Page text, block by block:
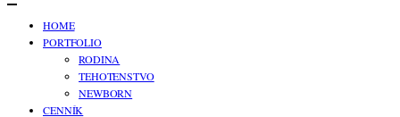
HOME
PORTFOLIO
RODINA
TEHOTENSTVO
NEWBORN
CENNÍK